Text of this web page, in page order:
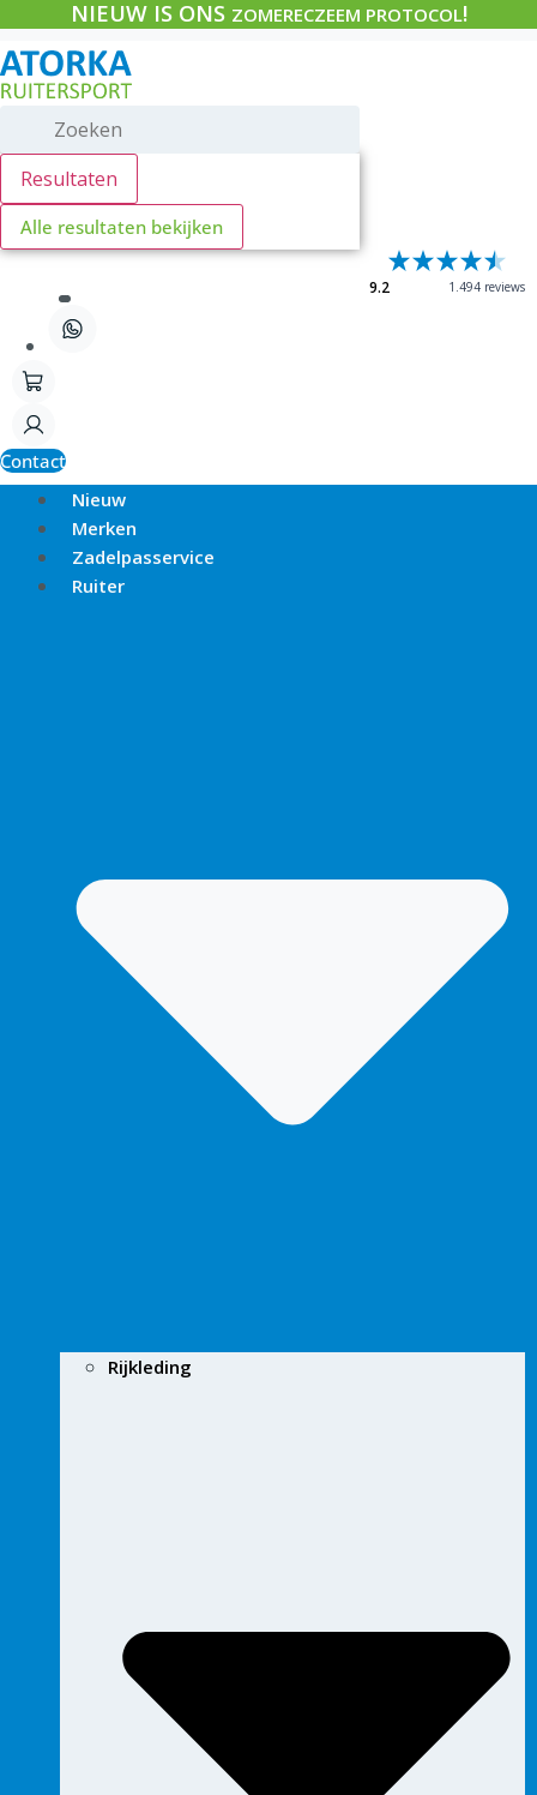
naar
de
inhoud
NIEUW IS ONS ZOMERECZEEM PROTOCOL!
Resultaten
Alle resultaten bekijken
9.2 1.494 reviews
Contact
Nieuw
Merken
Zadelpasservice
Ruiter
Rijkleding